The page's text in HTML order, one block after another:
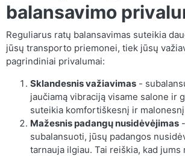
balansavimo
Reguliarus ratų balansavimas suteikia
jūsų transporto priemonei, tiek jūsų
pagrindiniai privalumai:
Sklandesnis važiavimas -
jaučiamą vibraciją visame salone ir
suteikia komfortiškesnį ir malonesnį
Mažesnis padangų nusidėvėjimas
subalansuoti, jūsų padangos
tarnauja ilgiau. Tai reiškia, kad